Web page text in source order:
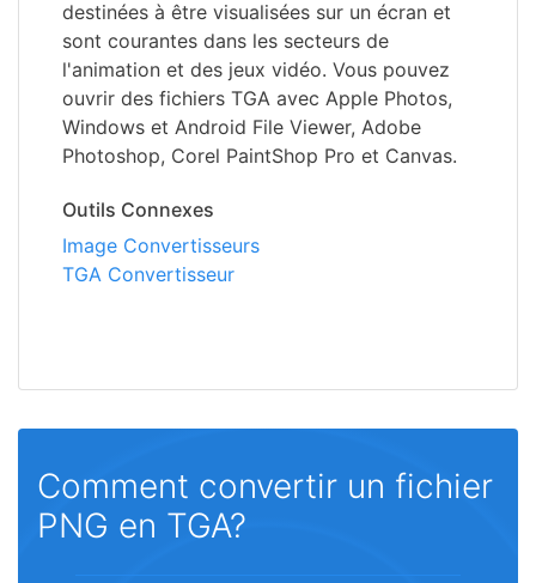
destinées à être visualisées sur un écran et
sont courantes dans les secteurs de
l'animation et des jeux vidéo. Vous pouvez
ouvrir des fichiers TGA avec Apple Photos,
Windows et Android File Viewer, Adobe
Photoshop, Corel PaintShop Pro et Canvas.
Outils Connexes
Image Convertisseurs
TGA Convertisseur
Comment convertir un fichier
PNG en TGA?